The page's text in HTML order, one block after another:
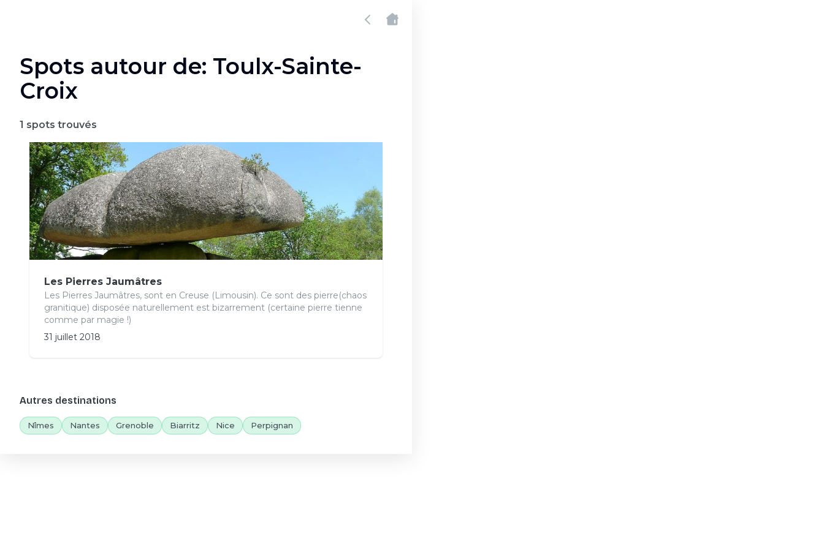
Spots autour de: Toulx-Sainte-
Croix
1 spots trouvés
Les Pierres Jaumâtres
Les Pierres Jaumâtres, sont en Creuse (Limousin). Ce sont des pierre(chaos
granitique) disposée naturellement est bizarrement (certaine pierre tienne
comme par magie !)
31 juillet 2018
Autres destinations
Nîmes Nantes Grenoble Biarritz Nice Perpignan